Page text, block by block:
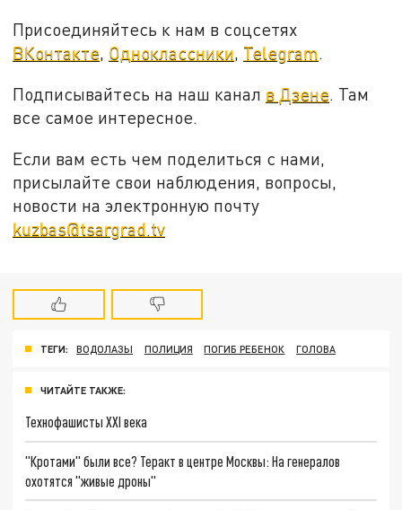
Присоединяйтесь к нам в соцсетях
ВКонтакте, Одноклассники, Telegram.
Подписывайтесь на наш канал в Дзене. Там
все самое интересное.
Если вам есть чем поделиться с нами,
присылайте свои наблюдения, вопросы,
новости на электронную почту
kuzbas@tsargrad.tv
ТЕГИ: ВОДОЛАЗЫ ПОЛИЦИЯ ПОГИБ РЕБЕНОК ГОЛОВА
ЧИТАЙТЕ ТАКЖЕ:
Технофашисты XXI века
"Кротами" были все? Теракт в центре Москвы: На генералов
охотятся "живые дроны"